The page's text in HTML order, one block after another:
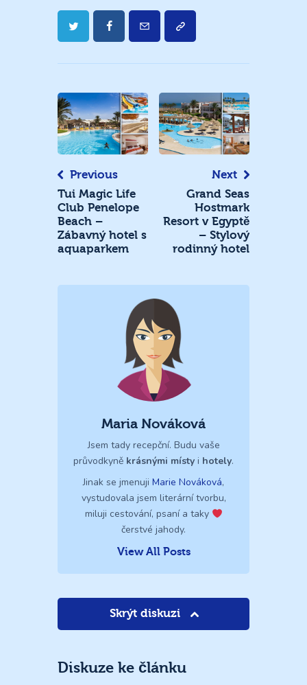
Navigace
pro
příspěvek
Previous
Tui Magic Life
Club Penelope
Beach –
Zábavný hotel s
aquaparkem
Next
Grand Seas
Hostmark
Resort v Egyptě
– Stylový
rodinný hotel
Maria Nováková
Jsem tady recepční. Budu vaše
průvodkyně krásnými místy i hotely.
Jinak se jmenuji Marie Nováková,
vystudovala jsem literární tvorbu,
miluji cestování, psaní a taky
čerstvé jahody.
View All Posts
Skrýt diskuzi
Diskuze ke článku